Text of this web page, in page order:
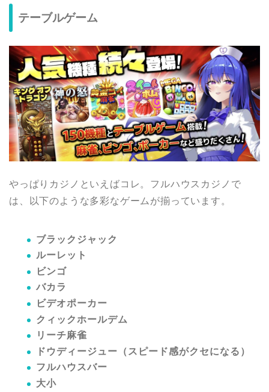
テーブルゲーム
やっぱりカジノといえばコレ。フルハウスカジノで
は、以下のような多彩なゲームが揃っています。
ブラックジャック
ルーレット
ビンゴ
バカラ
ビデオポーカー
クィックホールデム
リーチ麻雀
ドウディージュー（スピード感がクセになる）
フルハウスバー
大小